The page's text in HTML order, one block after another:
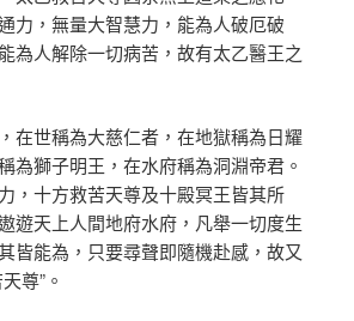
力，無量大智慧力，能為人破厄破
為人解除一切病苦，故有太乙醫王之
在世稱為大慈仁者，在地獄稱為日耀
為獅子明王，在水府稱為洞淵帝君。
，十方救苦天尊及十殿冥王皆其所
遊天上人間地府水府，凡舉一切度生
皆能為，只要尋聲即隨機赴感，故又
尊”。